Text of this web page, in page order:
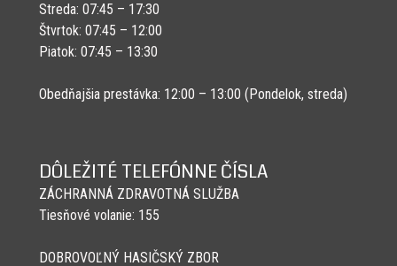
Streda: 07:45 – 17:30
Štvrtok: 07:45 – 12:00
Piatok: 07:45 – 13:30
Obedňajšia prestávka: 12:00 – 13:00 (Pondelok, streda)
DÔLEŽITÉ TELEFÓNNE ČÍSLA
ZÁCHRANNÁ ZDRAVOTNÁ SLUŽBA
Tiesňové volanie: 155
DOBROVOĽNÝ HASIČSKÝ ZBOR